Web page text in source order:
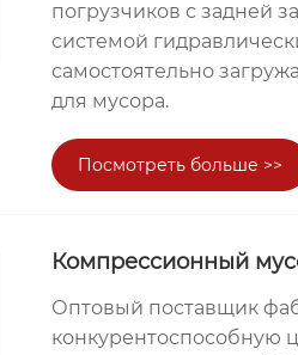
погрузчиков с задней
системой
самостоятельно
для мусора.
Посмотреть больше >>
Компрессионный
Оптовый поставщик
конкурентоспособную